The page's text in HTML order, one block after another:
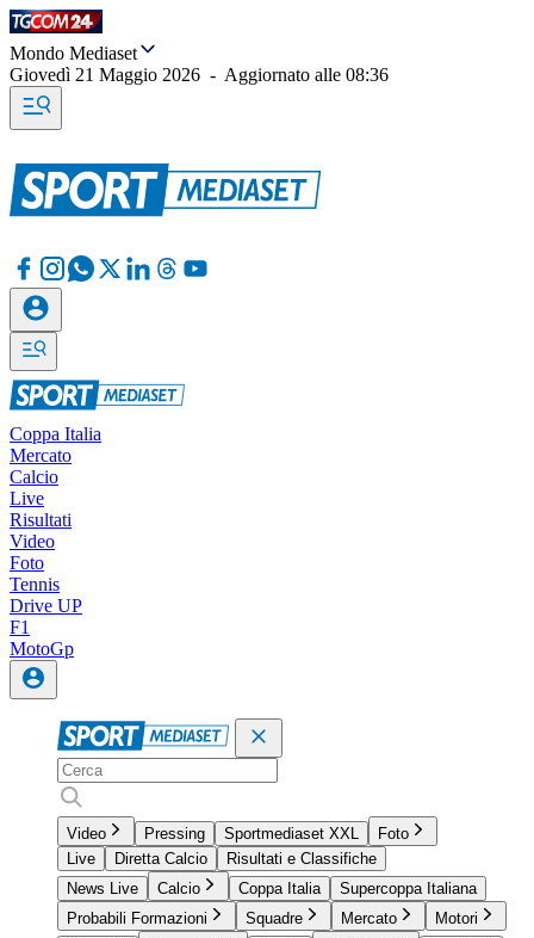
Mondo Mediaset
Giovedì 21 Maggio 2026 - Aggiornato alle 08:36
Coppa Italia
Mercato
Calcio
Live
Risultati
Video
Foto
Tennis
Drive UP
F1
MotoGp
Video Pressing Sportmediaset XXL
Foto
Live
Diretta Calcio
Risultati e Classifiche
News Live
Calcio Coppa Italia
Supercoppa Italiana
Probabili Formazioni
Squadre Mercato
Motori